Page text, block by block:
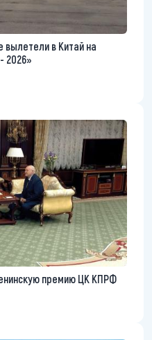
в Китай на
2026»
премию ЦК КПРФ